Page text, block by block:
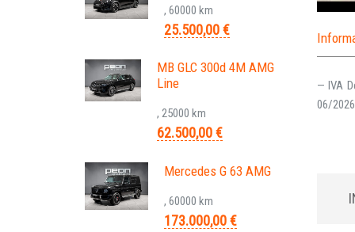
— IVA
06/
, 60000 km
25.500,00 €
MB GLC 300d 4M AMG
Line
, 25000 km
62.500,00 €
Mercedes G 63 AMG
, 60000 km
173.000,00 €